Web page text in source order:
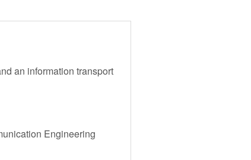
an information transport
Engineering